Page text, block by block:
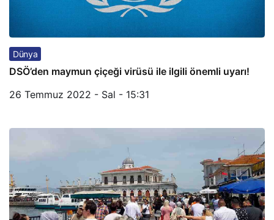
Dünya
DSÖ’den maymun çiçeği virüsü ile ilgili önemli uyarı!
26 Temmuz 2022 - Sal - 15:31